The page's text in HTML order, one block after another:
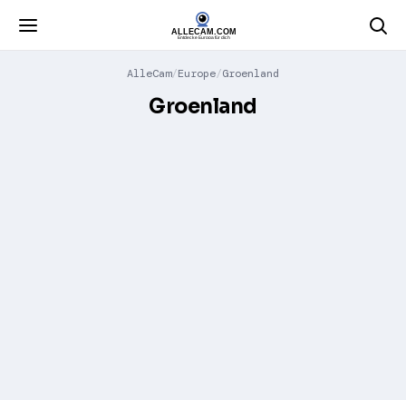
AlleCam Europe Groenland
Groenland